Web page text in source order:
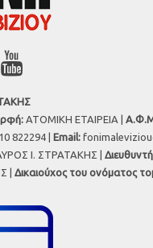
ΑΤΟΜΙΚΗ ΕΤΑΙΡΕΙΑ |
822294 | Εmail:
Ι. ΣΤΡΑΤΑΚΗΣ |
| Δικαιούχος του ονόματος